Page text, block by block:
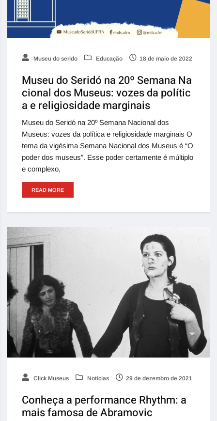
Museu do serido Educação 18 de maio de 2022
Museu do Seridó na 20º Semana Na
cional dos Museus: vozes da polític
a e religiosidade marginais
Museu do Seridó na 20º Semana Nacional dos
Museus: vozes da política e religiosidade marginais O
tema da vigésima Semana Nacional dos Museus é “O
poder dos museus”. Esse poder certamente é múltiplo
e complexo,
READ MORE
Click Museus Notícias 29 de dezembro de 2021
Conheça a performance Rhythm: a
mais famosa de Abramovic